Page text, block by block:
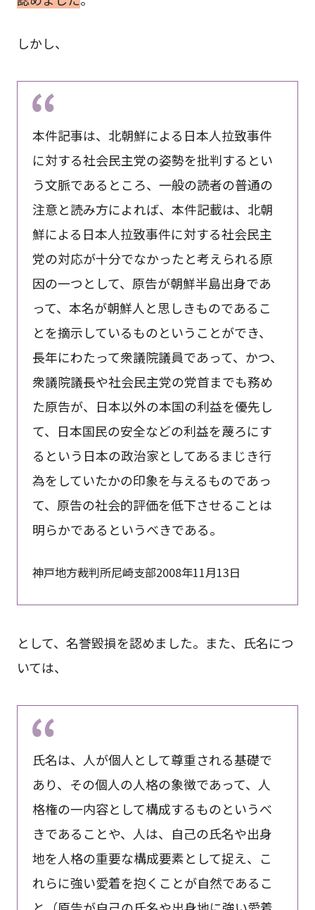
しかし、
本件記事は、北朝鮮による日本人拉致事件
に対する社会民主党の姿勢を批判するとい
う文脈であるところ、一般の読者の普通の
注意と読み方によれば、本件記載は、北朝
鮮による日本人拉致事件に対する社会民主
党の対応が十分でなかったと考えられる原
因の一つとして、原告が朝鮮半島出身であ
って、本名が朝鮮人と思しきものであるこ
とを摘示しているものということができ、
長年にわたって衆議院議員であって、かつ、
衆議院議長や社会民主党の党首までも務め
た原告が、日本以外の本国の利益を優先し
て、日本国民の安全などの利益を蔑ろにす
るという日本の政治家としてあるまじき行
為をしていたかの印象を与えるものであっ
て、原告の社会的評価を低下させることは
明らかであるというべきである。
神戸地方裁判所尼崎支部2008年11月13日
として、名誉毀損を認めました。また、氏名につ
いては、
氏名は、人が個人として尊重される基礎で
あり、その個人の人格の象徴であって、人
格権の一内容として構成するものというべ
きであることや、人は、自己の氏名や出身
地を人格の重要な構成要素として捉え、こ
れらに強い愛着を抱くことが自然であるこ